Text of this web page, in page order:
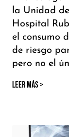
la Unidad
Hospital
el consumo
de riesgo
pero no el
LEER MÁS >